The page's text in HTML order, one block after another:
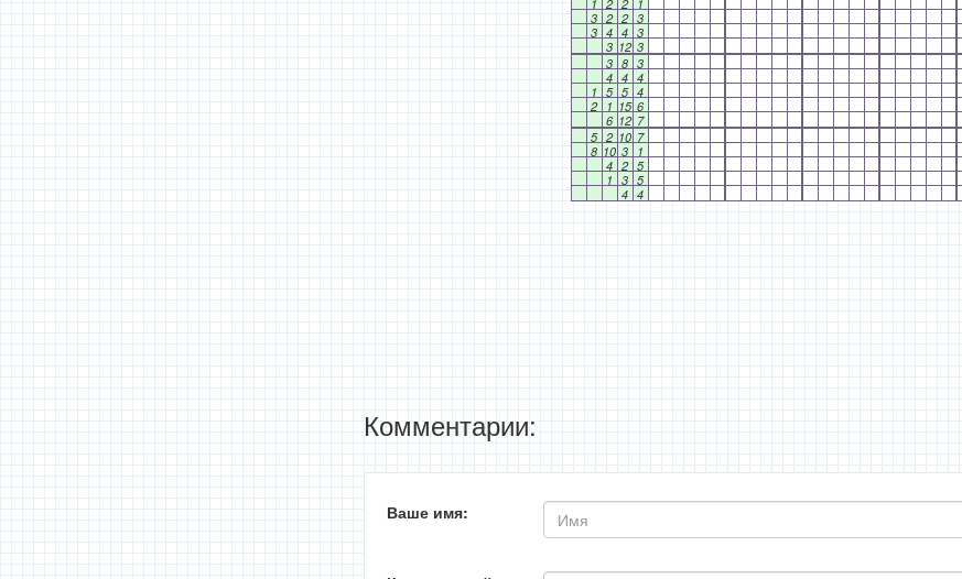
1 2 2
1
3 2 2 3
3 4 4 3
3 12 3
3 8 3
4 4 4
1 5 5 4
2
1 15 6
6 12 7
5 2 10 7
8 10 3
1
4 2 5
1 3 5
4 4
Комментарии:
Ваше имя: